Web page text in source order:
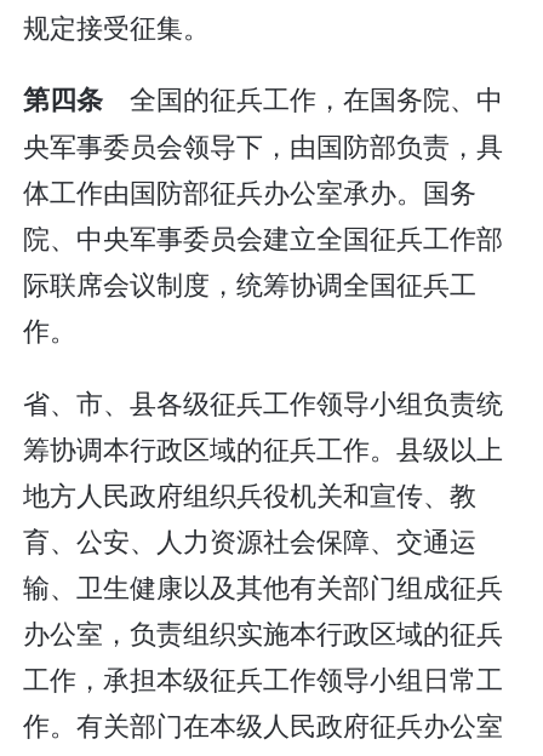
规定接受征集。
第四条 全国的征兵工作，在国务院、中
央军事委员会领导下，由国防部负责，具
体工作由国防部征兵办公室承办。国务
院、中央军事委员会建立全国征兵工作部
际联席会议制度，统筹协调全国征兵工
作。
省、市、县各级征兵工作领导小组负责统
筹协调本行政区域的征兵工作。县级以上
地方人民政府组织兵役机关和宣传、教
育、公安、人力资源社会保障、交通运
输、卫生健康以及其他有关部门组成征兵
办公室，负责组织实施本行政区域的征兵
工作，承担本级征兵工作领导小组日常工
作。有关部门在本级人民政府征兵办公室